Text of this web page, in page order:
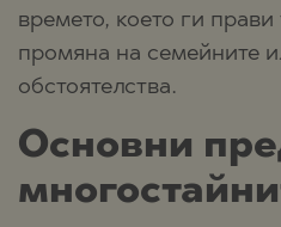
времето, което ги
промяна на семейните
обстоятелства.
Основни